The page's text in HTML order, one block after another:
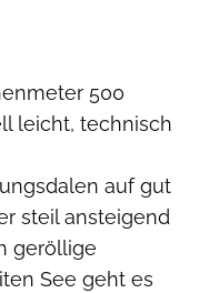
500
leicht, technisch
auf gut
steil ansteigend
geröllige
See geht es